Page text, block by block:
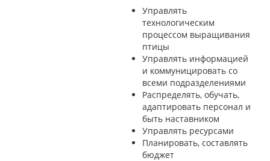
Управлять
технологическим
процессом выращивания
птицы
Управлять информацией
и коммуницировать со
всеми подразделениями
Распределять, обучать,
адаптировать персонал и
быть наставником
Управлять ресурсами
Планировать, составлять
бюджет